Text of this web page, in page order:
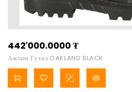
442'000.0000₮
Ажлын Гутал OAKLAND BLACK